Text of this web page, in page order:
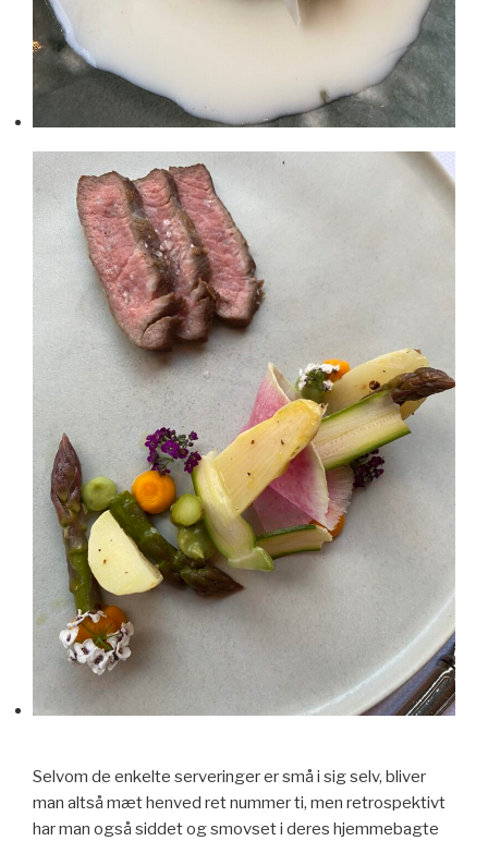
Selvom de enkelte serveringer er små i sig selv, bliver
man altså mæt henved ret nummer ti, men retrospektivt
har man også siddet og smovset i deres hjemmebagte